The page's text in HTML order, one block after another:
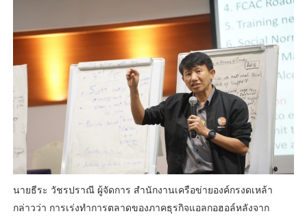
นายธีระ วัชรปราณี ผู้จัดการ สำนักงานเครือข่ายองค์กรงดเหล้า
กล่าวว่า การเร่งทำการตลาดของภาคธุรกิจแอลกอฮอล์หลังจาก